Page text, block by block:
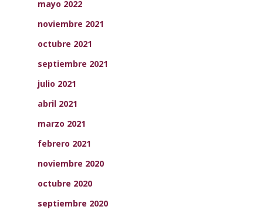
mayo 2022
noviembre 2021
octubre 2021
septiembre 2021
julio 2021
abril 2021
marzo 2021
febrero 2021
noviembre 2020
octubre 2020
septiembre 2020